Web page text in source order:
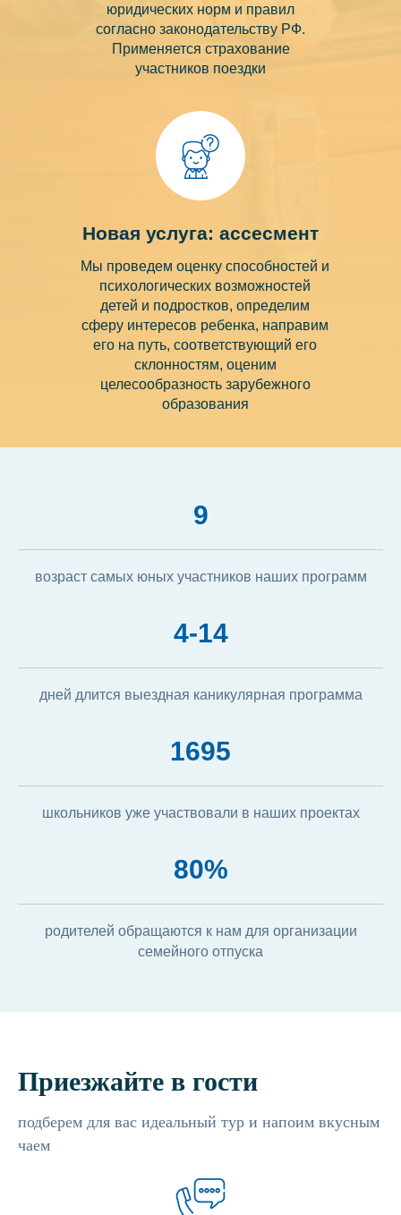
юридических норм и правил
согласно законодательству РФ.
Применяется страхование
участников поездки
Новая услуга: ассесмент
Мы проведем оценку способностей и
психологических возможностей
детей и подростков, определим
сферу интересов ребенка, направим
его на путь, соответствующий его
склонностям, оценим
целесообразность зарубежного
образования
9
возраст самых юных участников наших программ
4-14
дней длится выездная каникулярная программа
1695
школьников уже участвовали в наших проектах
80%
родителей обращаются к нам для организации
семейного отпуска
Приезжайте в гости
подберем для вас идеальный тур и напоим вкусным
чаем